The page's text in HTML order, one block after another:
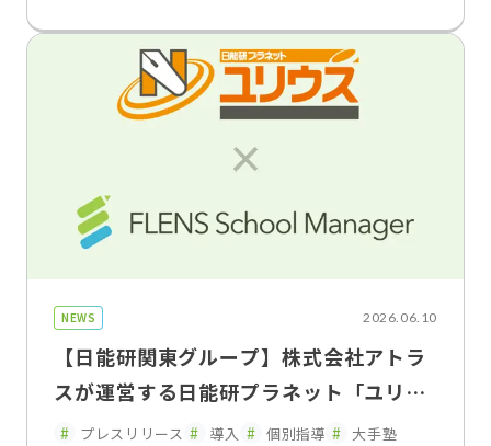
NEWS 2026.06.10
【日能研関東グループ】株式会社アトラ
スが運営する日能研プラネット「ユリウ
ス」の神奈川・東京・埼玉の 一部教室で
プレスリリース 導入 個別指導 大手塾